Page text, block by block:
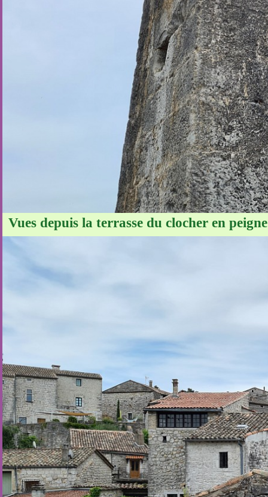
Vues depuis la terrasse du clocher en